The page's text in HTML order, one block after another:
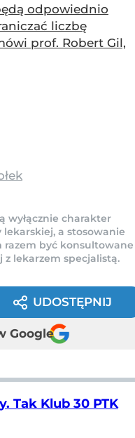
odpowiednio
liczbę
prof. Robert Gil,
wyłącznie charakter
a stosowanie
być konsultowane
lekarzem specjalistą.
UDOSTĘPNIJ
Google
Tak Klub 30 PTK